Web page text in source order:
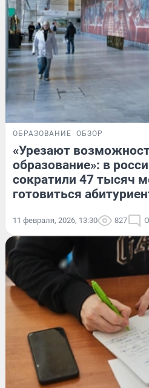
ОБРАЗОВАНИЕ ОБЗОР
«Урезают
образование»: в
сократили 47 тысяч
готовиться
11 февраля, 2026, 13:30 827